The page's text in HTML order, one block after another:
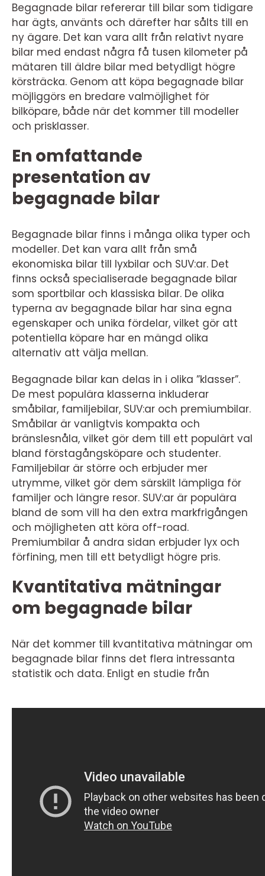
Begagnade bilar refererar till bilar som tidigare
har ägts, använts och därefter har sålts till en
ny ägare. Det kan vara allt från relativt nyare
bilar med endast några få tusen kilometer på
mätaren till äldre bilar med betydligt högre
körsträcka. Genom att köpa begagnade bilar
möjliggörs en bredare valmöjlighet för
bilköpare, både när det kommer till modeller
och prisklasser.
En omfattande
presentation av
begagnade bilar
Begagnade bilar finns i många olika typer och
modeller. Det kan vara allt från små
ekonomiska bilar till lyxbilar och SUV:ar. Det
finns också specialiserade begagnade bilar
som sportbilar och klassiska bilar. De olika
typerna av begagnade bilar har sina egna
egenskaper och unika fördelar, vilket gör att
potentiella köpare har en mängd olika
alternativ att välja mellan.
Begagnade bilar kan delas in i olika ”klasser”.
De mest populära klasserna inkluderar
småbilar, familjebilar, SUV:ar och premiumbilar.
Småbilar är vanligtvis kompakta och
bränslesnåla, vilket gör dem till ett populärt val
bland förstagångsköpare och studenter.
Familjebilar är större och erbjuder mer
utrymme, vilket gör dem särskilt lämpliga för
familjer och längre resor. SUV:ar är populära
bland de som vill ha den extra markfrigången
och möjligheten att köra off-road.
Premiumbilar å andra sidan erbjuder lyx och
förfining, men till ett betydligt högre pris.
Kvantitativa mätningar
om begagnade bilar
När det kommer till kvantitativa mätningar om
begagnade bilar finns det flera intressanta
statistik och data. Enligt en studie från